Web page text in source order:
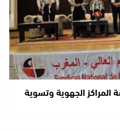
المراكز الجهوية وتسوية